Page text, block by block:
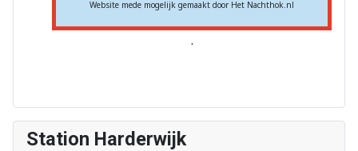
Website mede mogelijk gemaakt door Het Nachthok.nl
.
Station Harderwijk